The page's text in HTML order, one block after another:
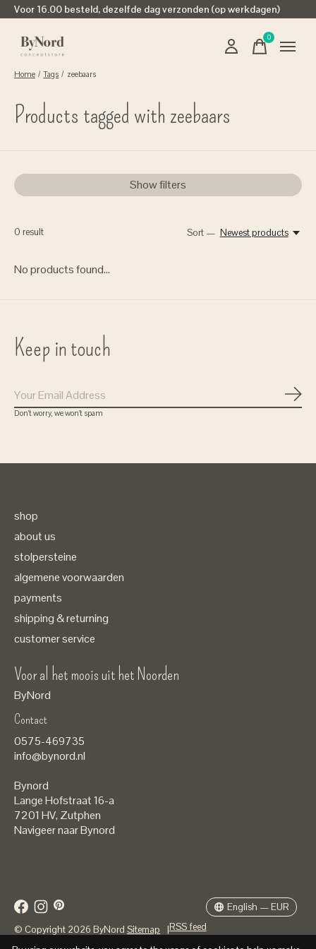
Voor 16.00 besteld, dezelfde dag verzonden (op werkdagen)
0items
Home / Tags / zeebaars
Products tagged with zeebaars
Show filters
0 result Sort — Newest products
No products found...
Keep in touch
Don’t worry, we won’t spam
shop
about us
stolpersteine
algemene voorwaarden
payments
shipping & returning
customer service
Voor al het moois uit het Noorden
ByNord
Contact
0575-469735
info@bynord.nl
Bynord
Lange Hofstraat 16-a
7201 HV, Zutphen
Navigeer naar Bynord
© Copyright 2026 ByNord Sitemap |RSS feed
English — EUR
( in Nederland)